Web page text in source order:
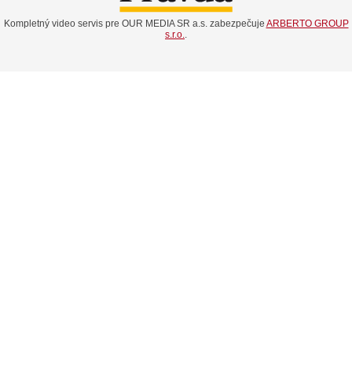
Kompletný video servis pre OUR MEDIA SR a.s. zabezpečuje ARBERTO GROUP
s.r.o..